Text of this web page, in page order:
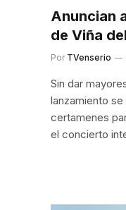
Anuncian
de Viña
Por TVenserio
Sin dar
lanzamiento
certamenes
el concierto